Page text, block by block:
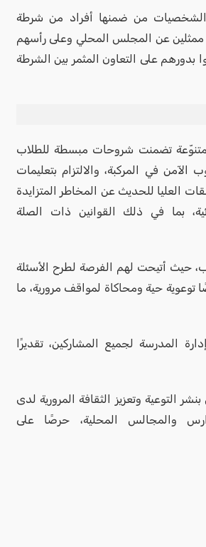
من ضمنها أفراد من شرطة
ممثلين عن المجلس المحلي وعلى رأسهم
بدورهم على التعاون المثمر بين الشرطة
متنوّعة تضمنت شروحات مبسطة للطلاب
في المركبة، والالتزام بتعليمات
العليا للحديث عن المخاطر المتزايدة
بما في ذلك القوانين ذات الصلة
حيث أتيحت لهم الفرصة لطرح الأسئلة
توعوية حية ومحاكاة لمواقف مرورية، ما
المدرسة لجميع المشاركين، تقديرًا
التوعية وتعزيز الثقافة المرورية لدى
والمجالس المحلية، حرصًا على